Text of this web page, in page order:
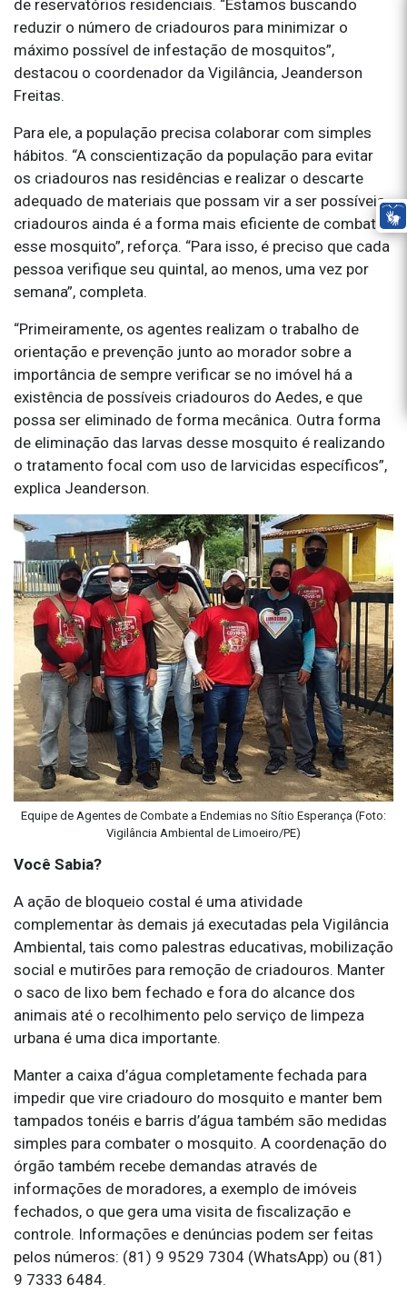
de reservatórios residenciais. “Estamos buscando
reduzir o número de criadouros para minimizar o
máximo possível de infestação de mosquitos”,
destacou o coordenador da Vigilância, Jeanderson
Freitas.
Para ele, a população precisa colaborar com simples
hábitos. “A conscientização da população para evitar
os criadouros nas residências e realizar o descarte
adequado de materiais que possam vir a ser possíveis
criadouros ainda é a forma mais eficiente de combater
esse mosquito”, reforça. “Para isso, é preciso que cada
pessoa verifique seu quintal, ao menos, uma vez por
semana”, completa.
“Primeiramente, os agentes realizam o trabalho de
orientação e prevenção junto ao morador sobre a
importância de sempre verificar se no imóvel há a
existência de possíveis criadouros do Aedes, e que
possa ser eliminado de forma mecânica. Outra forma
de eliminação das larvas desse mosquito é realizando
o tratamento focal com uso de larvicidas específicos”,
explica Jeanderson.
Equipe de Agentes de Combate a Endemias no Sítio Esperança (Foto:
Vigilância Ambiental de Limoeiro/PE)
Você Sabia?
A ação de bloqueio costal é uma atividade
complementar às demais já executadas pela Vigilância
Ambiental, tais como palestras educativas, mobilização
social e mutirões para remoção de criadouros. Manter
o saco de lixo bem fechado e fora do alcance dos
animais até o recolhimento pelo serviço de limpeza
urbana é uma dica importante.
Manter a caixa d’água completamente fechada para
impedir que vire criadouro do mosquito e manter bem
tampados tonéis e barris d’água também são medidas
simples para combater o mosquito. A coordenação do
órgão também recebe demandas através de
informações de moradores, a exemplo de imóveis
fechados, o que gera uma visita de fiscalização e
controle. Informações e denúncias podem ser feitas
pelos números: (81) 9 9529 7304 (WhatsApp) ou (81)
9 7333 6484.